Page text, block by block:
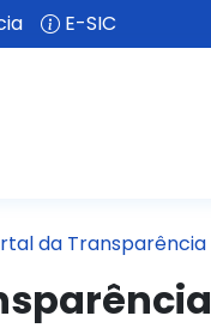
E-SIC
da Transparência